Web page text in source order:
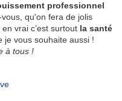
professionnel
qu'on fera de jolis
vrai c’est surtout la santé
je vous souhaite aussi !
à tous !